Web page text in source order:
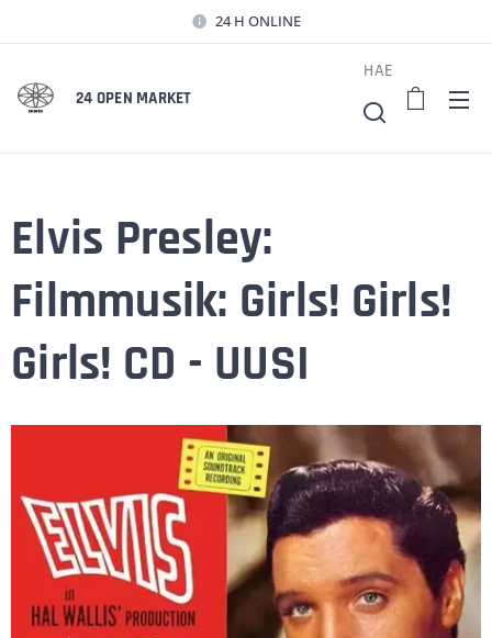
24 H ONLINE
24 OPEN MARKET
HAE
Elvis Presley:
Filmmusik: Girls! Girls!
Girls! CD - UUSI